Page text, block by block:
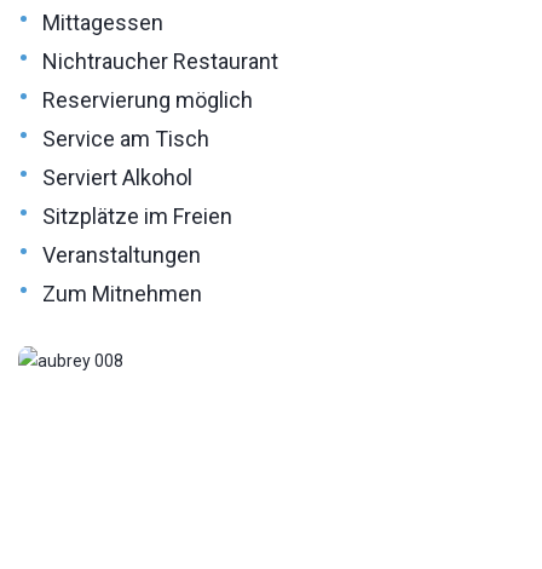
• Mittagessen
• Nichtraucher Restaurant
• Reservierung möglich
• Service am Tisch
• Serviert Alkohol
• Sitzplätze im Freien
• Veranstaltungen
• Zum Mitnehmen